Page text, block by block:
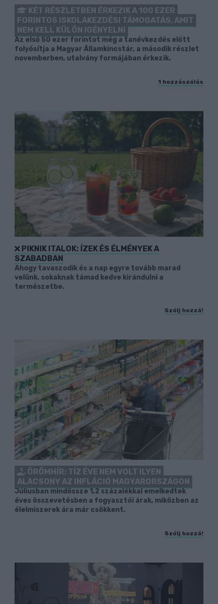
KÉT RÉSZLETBEN ÉRKEZIK A 100 EZER
FORINTOS ISKOLAKEZDÉSI TÁMOGATÁS, AMIT
NEM KELL KÜLÖN IGÉNYELNI
Az első 50 ezer forintot még a tanévkezdés előtt
folyósítja a Magyar Államkincstár, a második részlet
novemberben, utalvány formájában érkezik.
1 hozzászólás
PIKNIK ITALOK: ÍZEK ÉS ÉLMÉNYEK A
SZABADBAN
Ahogy tavaszodik és a nap egyre tovább marad
velünk, sokaknak támad kedve kirándulni a
természetbe.
Szólj hozzá!
ÖRÖMHÍR: TÍZ ÉVE NEM VOLT ILYEN
ALACSONY AZ INFLÁCIÓ MAGYARORSZÁGON
Júliusban mindössze 1,2 százalékkal emelkedtek
éves összevetésben a fogyasztói árak, miközben az
élelmiszerek ára már csökkent.
Szólj hozzá!